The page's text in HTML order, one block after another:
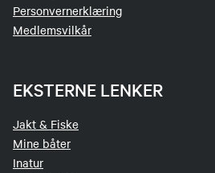
94342400
Send epost
Bjørn Andersen
Hytteansvarlig
90588788
Personvernerklæring
Medlemsvilkår
EKSTERNE LENKER
Jakt & Fiske
Mine båter
Inatur